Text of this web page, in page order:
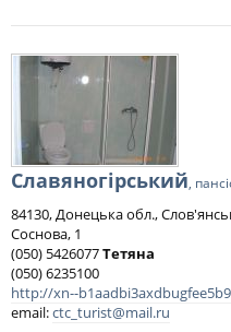
Славяногірський,
84130, Донецька обл.,
Соснова, 1
(050) 5426077Тетяна
(050) 6235100
http://xn--
email:ctc_turist@mail.ru